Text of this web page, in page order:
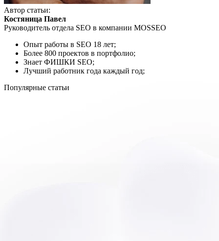
Автор статьи:
Костяница Павел
Руководитель отдела SEO в компании MOSSEO
Опыт работы в SEO 18 лет;
Более 800 проектов в портфолио;
Знает ФИШКИ SEO;
Лучший работник года каждый год;
Популярные статьи